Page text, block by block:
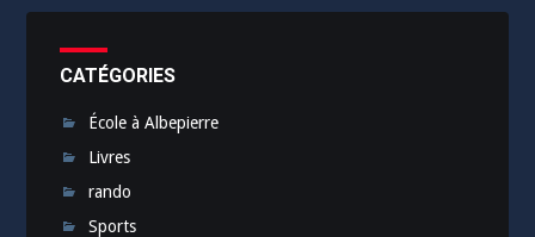
CATÉGORIES
École à Albepierre
Livres
rando
Sports